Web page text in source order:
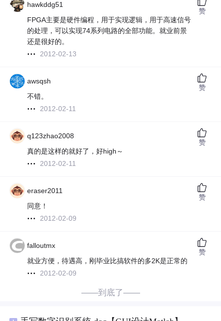
hawkddg51
FPGA主要是硬件编程，用于实现逻辑，用于高速信号
的处理，可以实现74系列电路的全部功能。就业前景
还是很好的。
2012-02-13
赞
awsqsh
不错。
2012-02-11
赞
q123zhao2008
真的是这样的就好了，好high～
2012-02-11
赞
eraser2011
同意！
2012-02-09
赞
falloutmx
就业方便，待遇高，刚毕业比搞软件的多2K是正常的
2012-02-09
赞
——到底了——